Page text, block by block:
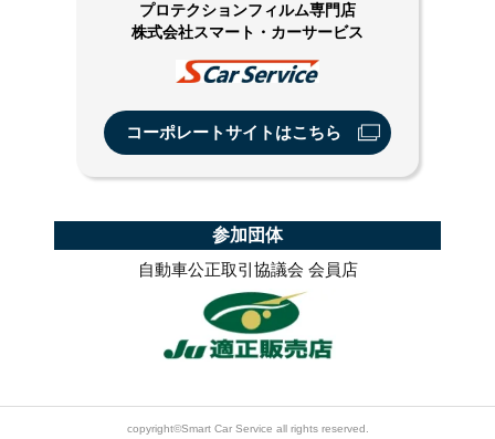
プロテクションフィルム専門店
株式会社スマート・カーサービス
コーポレートサイトはこちら
参加団体
自動車公正取引協議会 会員店
copyright©Smart Car Service all rights reserved.